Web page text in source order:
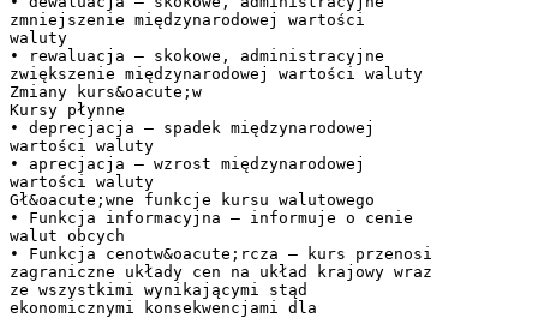
zmniejszenie międzynarodowej wartości
waluty
• rewaluacja – skokowe, administracyjne
zwiększenie międzynarodowej wartości waluty
Zmiany kurs&oacute;w
Kursy płynne
• deprecjacja – spadek międzynarodowej
wartości waluty
• aprecjacja – wzrost międzynarodowej
wartości waluty
Gł&oacute;wne funkcje kursu walutowego
• Funkcja informacyjna – informuje o cenie
walut obcych
• Funkcja cenotw&oacute;rcza – kurs przenosi
zagraniczne układy cen na układ krajowy wraz
ze wszystkimi wynikającymi stąd
ekonomicznymi konsekwencjami dla